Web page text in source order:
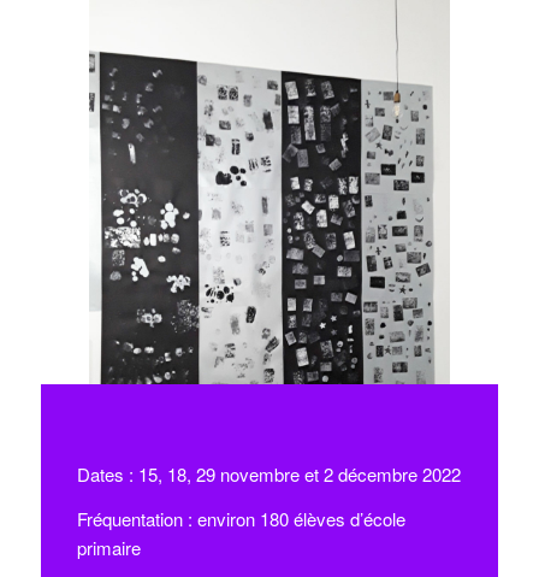
Dates : 15, 18, 29 novembre et 2 décembre 2022
Fréquentation : environ 180 élèves d’école
primaire